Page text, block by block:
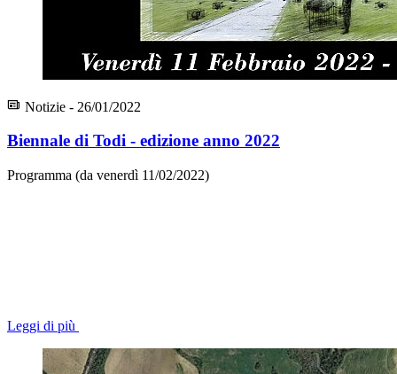
Notizie - 26/01/2022
Biennale di Todi - edizione anno 2022
Programma (da venerdì 11/02/2022)
Leggi di più